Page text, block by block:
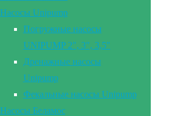
Насосы Unipump
Погружные насосы
UNIPUMP 2″, 3″, 3,5″
Дренажные насосы
Unipump
Фекальные насосы Unipump
Насосы Беламос